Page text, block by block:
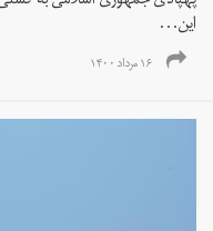
این...
۱۶ مرداد ۱۴۰۰